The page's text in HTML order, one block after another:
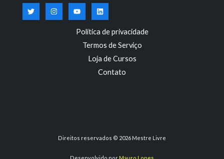
Política de privacidade
Termos de Serviço
Loja de Cursos
Contato
Direitos reservados © 2026 Mestre Livre